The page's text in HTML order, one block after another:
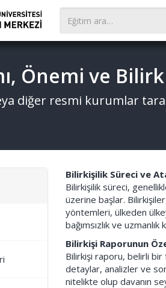
Önemi ve
diğer resmi kurumlar
Bilirkişilik Süreci ve
Bilirkişilik süreci,
üzerine başlar.
yöntemleri, ülkeden
bağımsızlık ve
Bilirkişi Raporunun
Bilirkişi raporu, belirli bir
detaylar, analizler ve
nitelikte olup davanın